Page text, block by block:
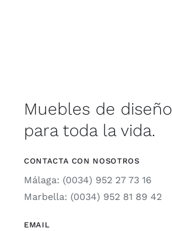
Muebles de diseño
para toda la vida.
CONTACTA CON NOSOTROS
Málaga: (0034) 952 27 73 16
Marbella: (0034) 952 81 89 42
EMAIL